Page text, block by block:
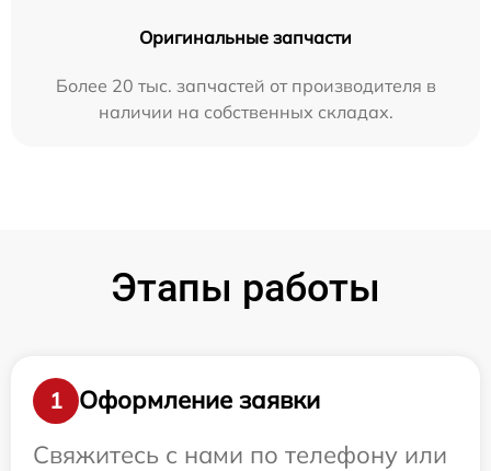
Оригинальные запчасти
Более 20 тыс. запчастей от производителя в
наличии на собственных складах.
Этапы работы
1
Оформление заявки
Свяжитесь с нами по телефону или